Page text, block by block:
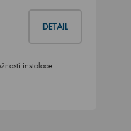
DETAIL
instalace